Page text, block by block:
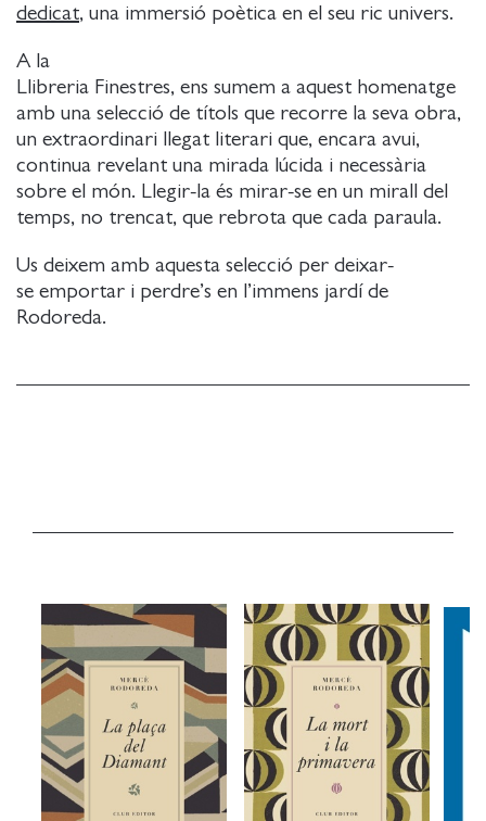
dedicat, una immersió poètica en el seu ric univers.
A la
Llibreria Finestres, ens sumem a aquest homenatge
amb una selecció de títols que recorre la seva obra,
un extraordinari llegat literari que, encara avui,
continua revelant una mirada lúcida i necessària
sobre el món. Llegir-la és mirar-se en un mirall del
temps, no trencat, que rebrota que cada paraula.
Us deixem amb aquesta selecció per deixar-
se emportar i perdre’s en l’immens jardí de
Rodoreda.